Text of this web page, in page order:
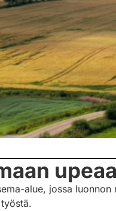
alue, jossa